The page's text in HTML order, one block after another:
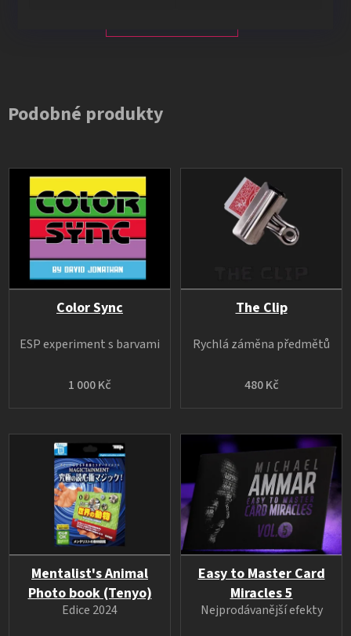
Podobné produkty
Color Sync
1 000 Kč
ESP experiment s barvami
The Clip
480 Kč
Rychlá záměna předmětů
Mentalist's Animal
Photo book (Tenyo)
Edice 2024
Easy to Master Card
Miracles 5
Nejprodávanější efekty